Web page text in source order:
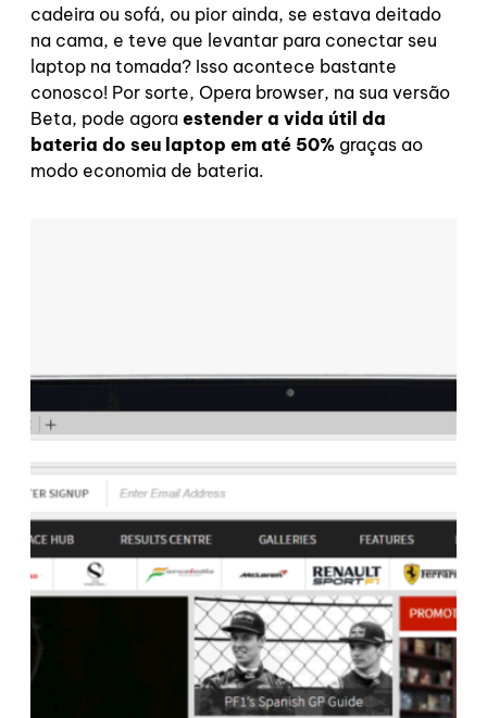
cadeira ou sofá, ou pior ainda, se estava deitado
na cama, e teve que levantar para conectar seu
laptop na tomada? Isso acontece bastante
conosco! Por sorte, Opera browser, na sua versão
Beta, pode agora estender a vida útil da
bateria do seu laptop em até 50% graças ao
modo economia de bateria.